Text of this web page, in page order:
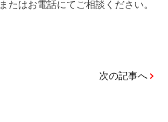
またはお電話にてご相談ください。
次の記事へ